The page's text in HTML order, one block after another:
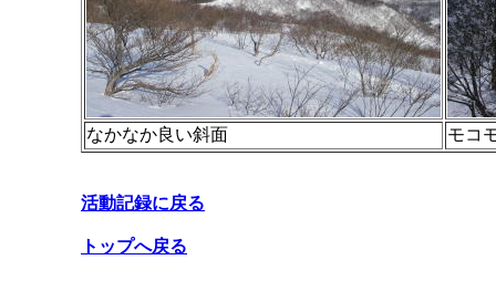
なかなか良い斜面 モコ
活動記録に戻る
トップへ戻る